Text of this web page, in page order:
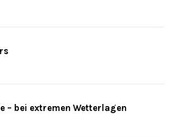
– bei extremen Wetterlagen